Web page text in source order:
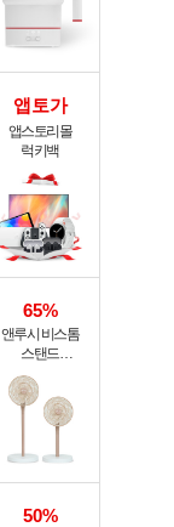
앱토가
앱스토리몰
럭키백
65%
앤루시 비스톰
스탠드
써큘레이터 ASF-
200A
50%